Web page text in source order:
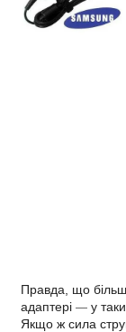
Правда, що
адаптері — у
Якщо ж сила